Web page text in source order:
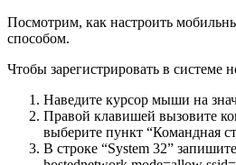
Посмотрим, как настроить
способом.
Чтобы зарегистрировать в системе
Наведите курсор мыши на
Правой клавишей вызовите
выберите пункт “Командная
В строке “System 32”